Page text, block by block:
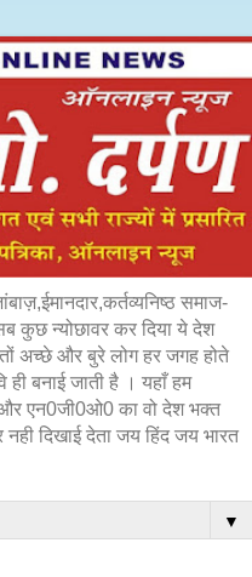
समाज-
कुछ न्योछावर कर दिया ये देश
अच्छे और बुरे लोग हर जगह होते
बनाई जाती है । यहाँ हम
एन0जी0ओ0 का वो देश भक्त
दिखाई देता जय हिंद जय भारत
▼